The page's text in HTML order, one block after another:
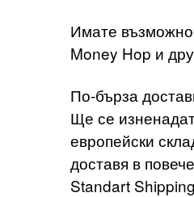
Имате
Money Hop и
По-бърза
Ще се
европейски
доставя в
Standart